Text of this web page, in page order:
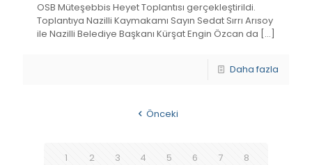
OSB Müteşebbis Heyet Toplantısı gerçekleştirildi.
Toplantıya Nazilli Kaymakamı Sayın Sedat Sırrı Arısoy
ile Nazilli Belediye Başkanı Kürşat Engin Özcan da […]
Daha fazla
Önceki
1 2 3 4 5 6 7
8